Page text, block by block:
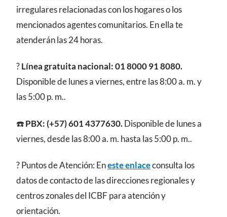
irregulares relacionadas con los hogares o los
mencionados agentes comunitarios. En ella te
atenderán las 24 horas.
?Línea gratuita nacional: 01 8000 91 8080.
Disponible de lunes a viernes, entre las 8:00 a. m. y
las 5:00 p. m..
☎️PBX: (+57) 601 4377630.Disponible de lunes a
viernes, desde las 8:00 a. m. hasta las 5:00 p. m..
? Puntos de Atención: Eneste enlaceconsulta los
datos de contacto de las direcciones regionales y
centros zonales del ICBF para atención y
orientación.